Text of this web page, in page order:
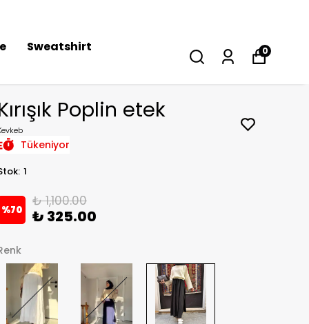
Sweatshirt 0
Poplin etek
Tükeniyor
: 1
%70
₺ 1,100.00
₺ 325.00